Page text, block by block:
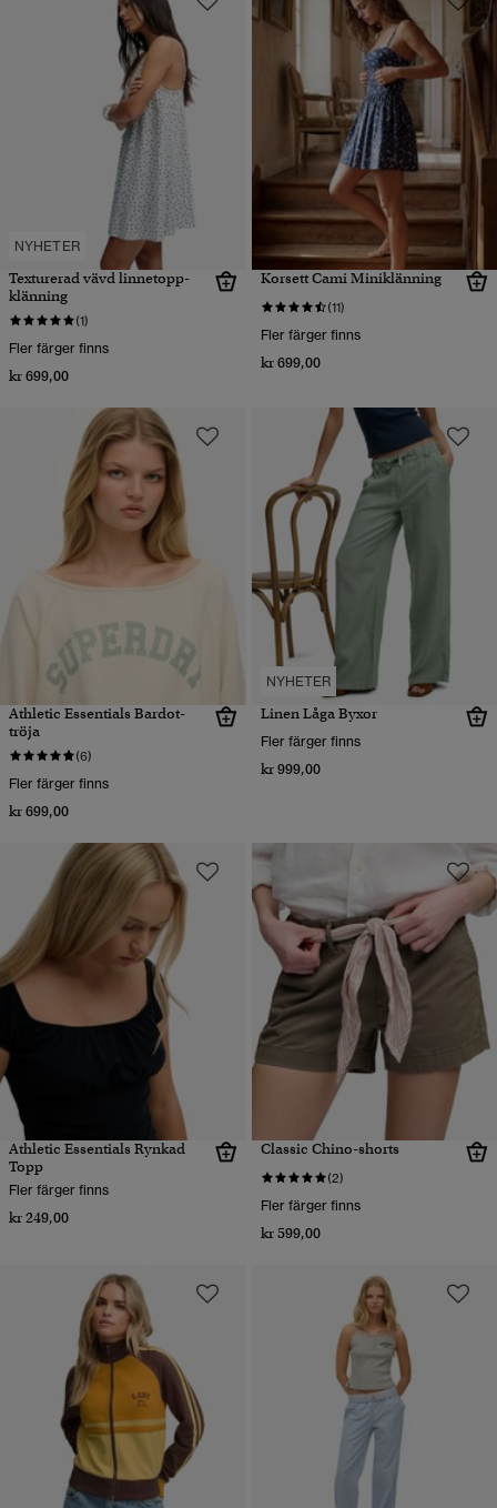
NYHETER
Texturerad vävd linnetopp-
klänning
(1)
Fler färger finns
kr 699,00
Korsett Cami Miniklänning
(11)
Fler färger finns
kr 699,00
Athletic Essentials Bardot-
tröja
(6)
Fler färger finns
kr 699,00
NYHETER
Linen Låga Byxor
Fler färger finns
kr 999,00
Athletic Essentials Rynkad
Topp
Fler färger finns
kr 249,00
Classic Chino-shorts
(2)
Fler färger finns
kr 599,00